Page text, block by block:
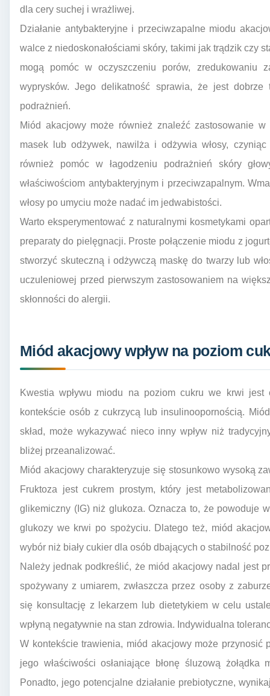
dla cery suchej i wrażliwej.
Działanie antybakteryjne i przeciwzapalne miodu
walce z niedoskonałościami skóry, takimi jak trądzik czy
mogą pomóc w oczyszczeniu porów, zredukowaniu
wyprysków. Jego delikatność sprawia, że jest dobrze
podrażnień.
Miód akacjowy może również znaleźć zastosowanie
masek lub odżywek, nawilża i odżywia włosy,
również pomóc w łagodzeniu podrażnień skóry
właściwościom antybakteryjnym i przeciwzapalnym.
włosy po umyciu może nadać im jedwabistości.
Warto eksperymentować z naturalnymi kosmetykami
preparaty do pielęgnacji. Proste połączenie miodu z
stworzyć skuteczną i odżywczą maskę do twarzy lub
uczuleniowej przed pierwszym zastosowaniem na
skłonności do alergii.
Miód akacjowy wpływ na poziom
Kwestia wpływu miodu na poziom cukru we krwi jest
kontekście osób z cukrzycą lub insulinoopornością.
skład, może wykazywać nieco inny wpływ niż
bliżej przeanalizować.
Miód akacjowy charakteryzuje się stosunkowo wysoką
Fruktoza jest cukrem prostym, który jest
glikemiczny (IG) niż glukoza. Oznacza to, że powoduje
glukozy we krwi po spożyciu. Dlatego też, miód
wybór niż biały cukier dla osób dbających o stabilność
Należy jednak podkreślić, że miód akacjowy nadal jest
spożywany z umiarem, zwłaszcza przez osoby z
się konsultację z lekarzem lub dietetykiem w celu
wpłyną negatywnie na stan zdrowia. Indywidualna
W kontekście trawienia, miód akacjowy może przynosić
jego właściwości osłaniające błonę śluzową
Ponadto, jego potencjalne działanie prebiotyczne,